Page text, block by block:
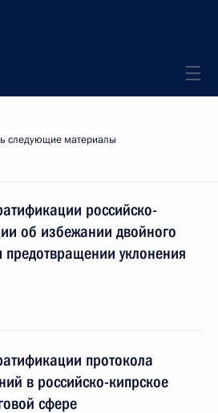
следующие материалы
российско-
об избежании двойного
уклонения
протокола
в российско-кипрское
сфере